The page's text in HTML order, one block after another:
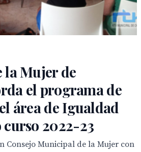
la Mujer de
el programa de
área de Igualdad
2022-23
Consejo Municipal de la Mujer con